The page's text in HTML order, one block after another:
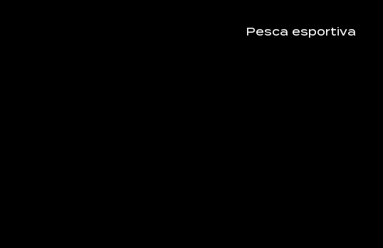
Pesca esportiva